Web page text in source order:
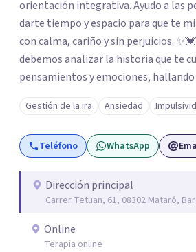
orientación integrativa. Ayudo a las personas como tú, a
darte tiempo y espacio para que te mires hacia dentro
con calma, cariño y sin perjuicios.
debemos analizar la historia que te cuentan tus
pensamientos y emociones, hallando tus qués, tus
cómos, tus porqués, tus cuándos y tus dóndes a lo largo
de tu vida. Así, podrás desenredar el lío que es vivir, podrás
aceptar quien eres: un ser humano que siente, que piensa
y que hace; un ser que se contradice, que tiene dudas y que
Gestión de la ira Ansiedad
Teléfono WhatsApp
Dirección principal
Carrer Tetuan, 61, 08302 Mataró,
Online
Terapia online